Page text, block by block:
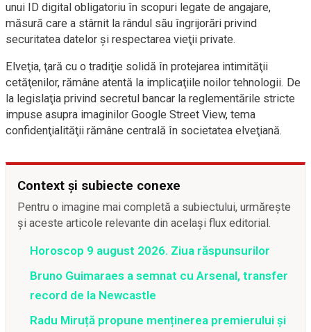
unui ID digital obligatoriu în scopuri legate de angajare,
măsură care a stârnit la rândul său îngrijorări privind
securitatea datelor şi respectarea vieţii private.
Elveţia, ţară cu o tradiţie solidă în protejarea intimităţii
cetăţenilor, rămâne atentă la implicaţiile noilor tehnologii. De
la legislaţia privind secretul bancar la reglementările stricte
impuse asupra imaginilor Google Street View, tema
confidenţialităţii rămâne centrală în societatea elveţiană.
Context și subiecte conexe
Pentru o imagine mai completă a subiectului, urmărește
și aceste articole relevante din același flux editorial.
Horoscop 9 august 2026. Ziua răspunsurilor
Bruno Guimaraes a semnat cu Arsenal, transfer
record de la Newcastle
Radu Miruță propune menținerea premierului și